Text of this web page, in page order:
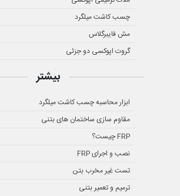
چسب کاشت میلگرد
مش فایبرگلاس
گروت اپوکسی دو جزئی
بیشتر
ابزار محاسبه چسب کاشت میلگرد
مقاوم سازی ساختمان های بتنی
FRP چیست؟
نصب و اجرای FRP
تست غیر مخرب بتن
ترمیم و تعمیر بتنی